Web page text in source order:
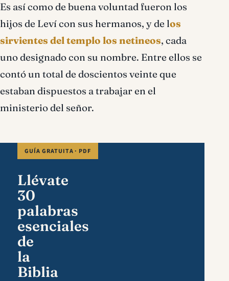
Es así como de buena voluntad fueron los
hijos de Leví con sus hermanos, y de los
sirvientes del templo los netineos, cada
uno designado con su nombre. Entre ellos se
contó un total de doscientos veinte que
estaban dispuestos a trabajar en el
ministerio del señor.
GUÍA GRATUITA · PDF
Llévate
30
palabras
esenciales
de
la
Biblia